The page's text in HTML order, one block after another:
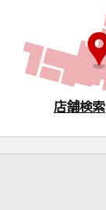
店舗検索